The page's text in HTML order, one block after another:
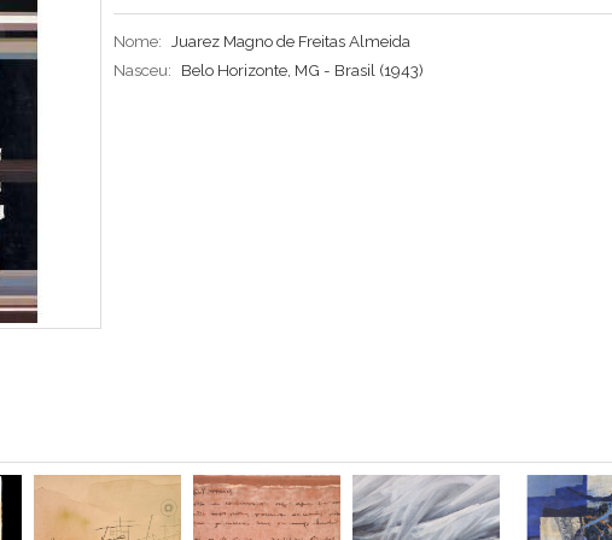
Nome:
Juarez Magno de Freitas Almeida
Nasceu:
Belo Horizonte, MG - Brasil (1943)